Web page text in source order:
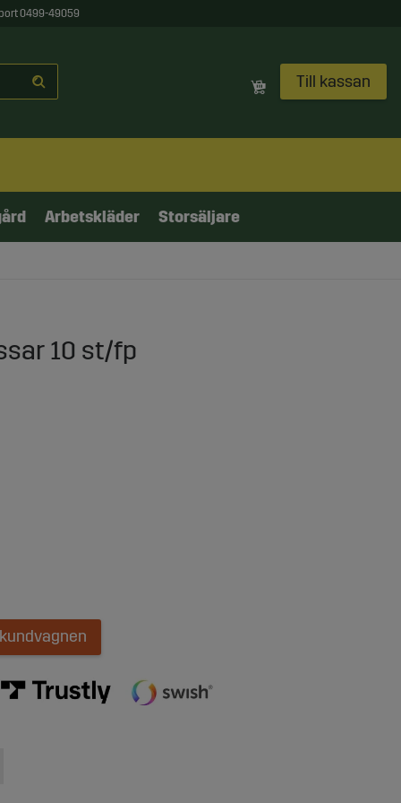
0499-49059
Till kassan
Arbetskläder Storsäljare
10 st/fp